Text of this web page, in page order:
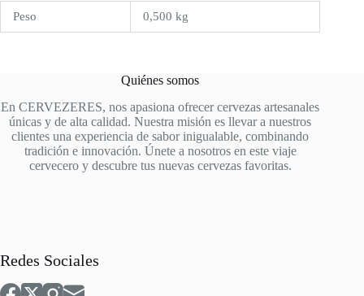
Peso 0,500 kg
Quiénes somos
En CERVEZERES, nos apasiona ofrecer cervezas artesanales
únicas y de alta calidad. Nuestra misión es llevar a nuestros
clientes una experiencia de sabor inigualable, combinando
tradición e innovación. Únete a nosotros en este viaje
cervecero y descubre tus nuevas cervezas favoritas.
Redes Sociales